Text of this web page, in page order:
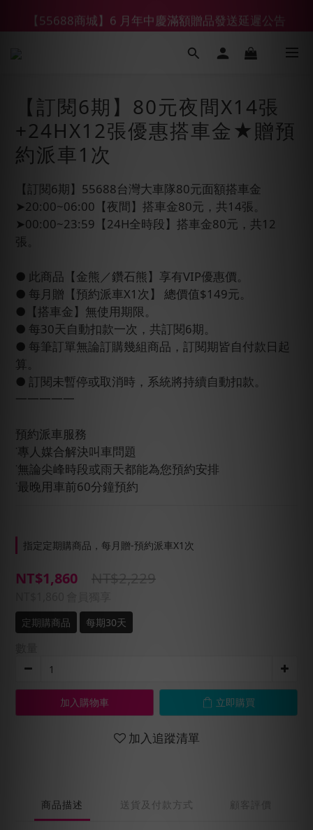
【鑽石熊/金熊新客首購限定】優惠搭車金
【55688商城】6 月年中慶滿額贈品發送延遲公告
【鑽石熊/金熊新客首購限定】優惠搭車金
【訂閱6期】80元夜間X14張
+24HX12張優惠搭車金★贈預
約派車1次
【訂閱6期】55688台灣大車隊80元面額搭車金
➤20:00~06:00【夜間】搭車金80元，共14張。
➤00:00~23:59【24H全時段】搭車金80元，共12
張。
● 此商品【金熊／鑽石熊】享有VIP優惠價。
● 每月贈【預約派車X1次】 總價值$149元。
●【搭車金】無使用期限。
● 每30天自動扣款一次，共訂閱6期。
● 每筆訂單無論訂購幾組商品，訂閱期皆自付款日起
算。
● 訂閱未暫停或取消時，系統將持續自動扣款。
一一一一一
預約派車服務
˙專人媒合解決叫車問題
˙無論尖峰時段或雨天都能為您預約安排
˙最晚用車前60分鐘預約
指定定期購商品，每月贈-預約派車X1次
NT$1,860 NT$2,229
定期購商品 每期30天
加入購物車 立即購買
加入追蹤清單
商品描述 送貨及付款方式 顧客評價